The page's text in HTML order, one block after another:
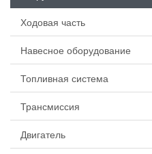
Ходовая часть
Навесное оборудование
Топливная система
Трансмиссия
Двигатель